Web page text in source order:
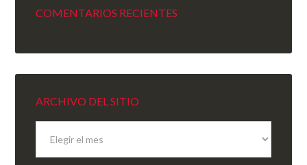
COMENTARIOS RECIENTES
ARCHIVO DEL SITIO
sitio